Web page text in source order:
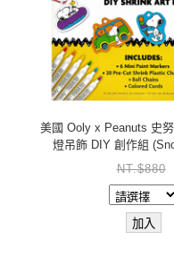
美國 Ooly x Peanuts 史
燈吊飾 DIY 創作組
NT.$880